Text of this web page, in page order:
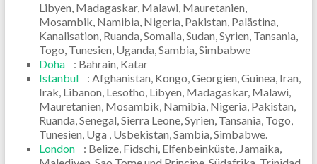
Libyen, Madagaskar, Malawi, Mauretanien,
Mosambik, Namibia, Nigeria, Pakistan, Palästina,
Kanalisation, Ruanda, Somalia, Sudan, Syrien, Tansania,
Togo, Tunesien, Uganda, Sambia, Simbabwe
Doha: Bahrain, Katar
Istanbul: Afghanistan, Kongo, Georgien, Guinea, Iran,
Irak, Libanon, Lesotho, Libyen, Madagaskar, Malawi,
Mauretanien, Mosambik, Namibia, Nigeria, Pakistan,
Ruanda, Senegal, Sierra Leone, Syrien, Tansania, Togo,
Tunesien, Uga , Usbekistan, Sambia, Simbabwe.
London: Belize, Fidschi, Elfenbeinküste, Jamaika,